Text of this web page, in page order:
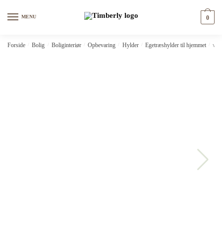
MENU 0
Forside Bolig Boliginteriør Opbevaring Hylder Egetræshylder til hjemmet